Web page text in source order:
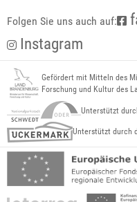
Folgen Sie uns auch auf:
Instagram
Gefördert mit Mitteln des
Forschung und Kultur des
Unterstützt
Unterstützt durch